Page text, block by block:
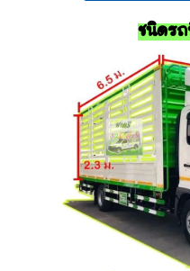
ชนิดร